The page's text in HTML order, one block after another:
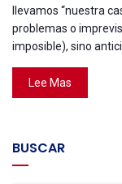
llevamos “nuestra
problemas o
imposible), sino
Lee Mas
BUSCAR